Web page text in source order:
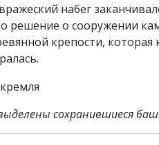
набег
решение о сооружении
крепости, которая
сохранившиеся